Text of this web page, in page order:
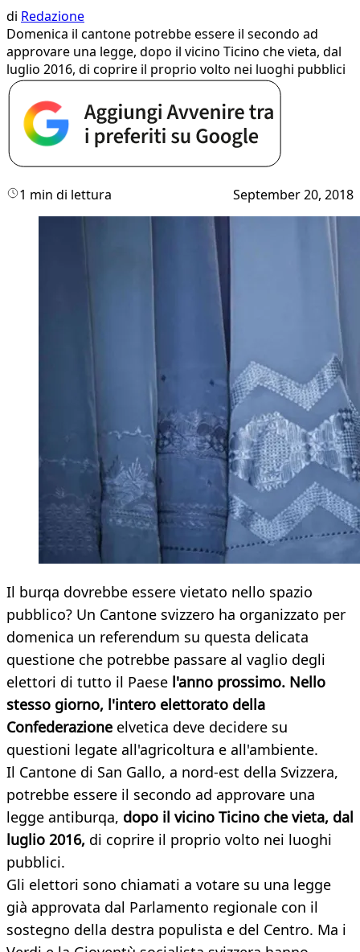
di Redazione
Domenica il cantone potrebbe essere il secondo ad
approvare una legge, dopo il vicino Ticino che vieta, dal
luglio 2016, di coprire il proprio volto nei luoghi pubblici
1 min di lettura September 20, 2018
Il burqa dovrebbe essere vietato nello spazio
pubblico? Un Cantone svizzero ha organizzato per
domenica un referendum su questa delicata
questione che potrebbe passare al vaglio degli
elettori di tutto il Paese l'anno prossimo. Nello
stesso giorno, l'intero elettorato della
Confederazione elvetica deve decidere su
questioni legate all'agricoltura e all'ambiente.
Il Cantone di San Gallo, a nord-est della Svizzera,
potrebbe essere il secondo ad approvare una
legge antiburqa, dopo il vicino Ticino che vieta, dal
luglio 2016, di coprire il proprio volto nei luoghi
pubblici.
Gli elettori sono chiamati a votare su una legge
già approvata dal Parlamento regionale con il
sostegno della destra populista e del Centro. Ma i